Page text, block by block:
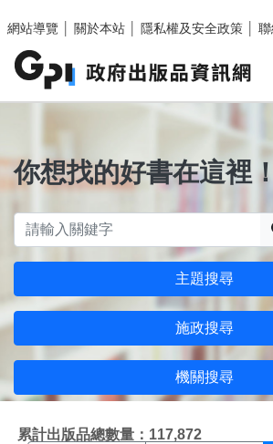
網站導覽
關於本站 隱私權及安全政策
你想找的好書在這裡！
主題搜尋
施政搜尋
機關搜尋
累計出版品總數量：117,872
機關搜尋結果頁